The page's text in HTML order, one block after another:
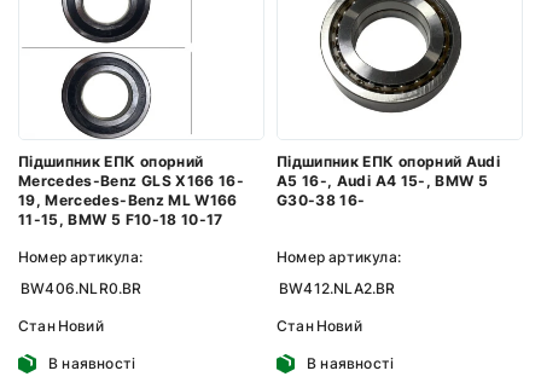
Підшипник ЕПК опорний
Mercedes-Benz GLS X166 16-
19, Mercedes-Benz ML W166
11-15, BMW 5 F10-18 10-17
Номер артикула:
BW406.NLR0.BR
Стан Новий
В наявності
Підшипник ЕПК опорний Audi
A5 16-, Audi A4 15-, BMW 5
G30-38 16-
Номер артикула:
BW412.NLA2.BR
Стан Новий
В наявності